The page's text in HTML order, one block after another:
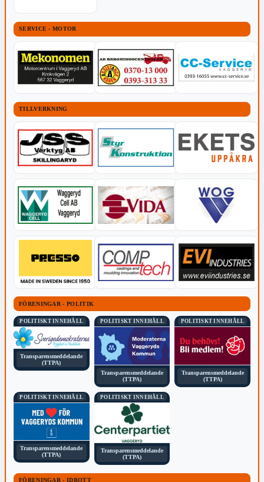
SERVICE - MOTOR
TILLVERKNING
FÖRENINGAR - POLITIK
POLITISKT INNEHÅLL
Transparensmeddelande
(TTPA)
POLITISKT INNEHÅLL
Transparensmeddelande
(TTPA)
POLITISKT INNEHÅLL
Transparensmeddelande
(TTPA)
POLITISKT INNEHÅLL
Transparensmeddelande
(TTPA)
POLITISKT INNEHÅLL
Transparensmeddelande
(TTPA)
FÖRENINGAR - IDROTT